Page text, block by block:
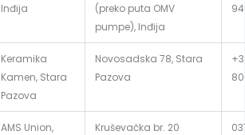
Inđija
(preko puta OMV
pumpe), Inđija
Keramika
Kamen, Stara
Pazova
Novosadska 78, Stara
Pazova
AMS Union,
Kruševačka br. 20